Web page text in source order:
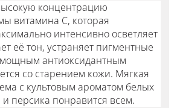
концентрацию
витамина С, которая
интенсивно осветляет
её тон, устраняет пигментные
мощным антиоксидантным
со старением кожи. Мягкая
с культовым ароматом белых
персика понравится всем.